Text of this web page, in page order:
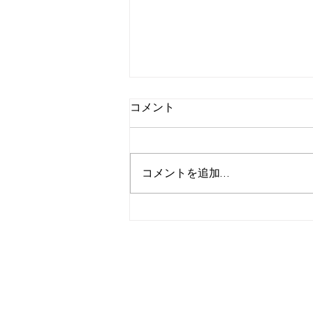
コメント
コメントを追加…